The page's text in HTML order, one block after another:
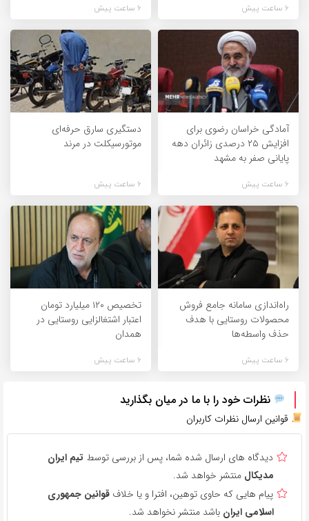
6 ساعت پیش 6 ساعت پیش
آمادگی خراسان رضوی برای
افزایش ۲۵ درصدی زائران دهه
پایانی صفر به مشهد
6 ساعت پیش
دستگیری سارق حرفه‌ای
موتورسیکلت در مرند
6 ساعت پیش
راه‌اندازی سامانه جامع فروش
محصولات روستایی با هدف
حذف واسطه‌ها
6 ساعت پیش
تخصیص ۱۲۰ میلیارد تومان
اعتبار اشتغالزایی روستایی در
همدان
6 ساعت پیش
نظرات خود را با ما در میان بگذارید
قوانین ارسال نظرات کاربران
دیدگاه های ارسال شده شما، پس از بررسی توسط تیم ایران
مدیکال منتشر خواهد شد.
پیام هایی که حاوی توهین، افترا و یا خلاف قوانین جمهوری
اسلامی ایران باشد منتشر نخواهد شد.